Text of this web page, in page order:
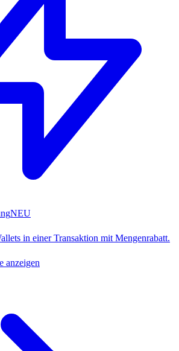
NEU
in einer Transaktion mit Mengenrabatt.
anzeigen